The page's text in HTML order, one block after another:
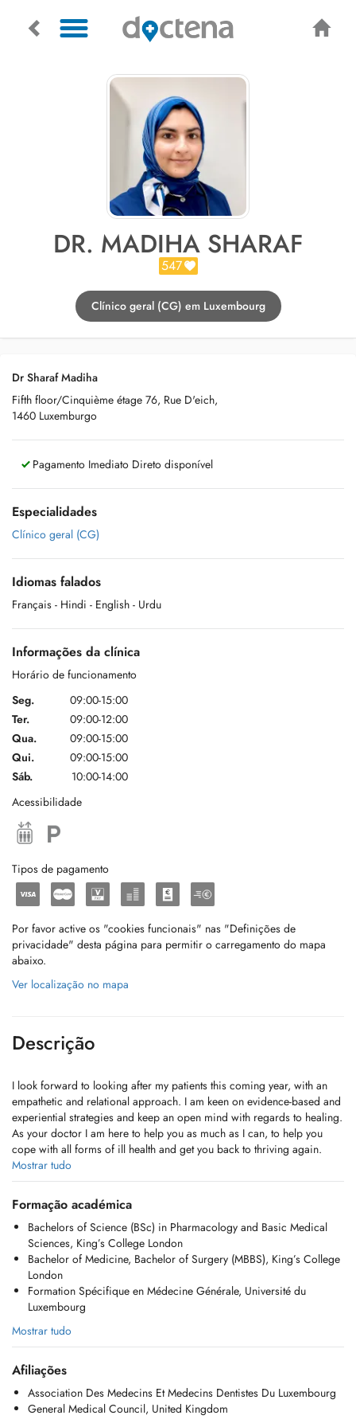
DR. MADIHA SHARAF
547
Clínico geral (CG) em Luxembourg
Dr Sharaf Madiha
Fifth floor/Cinquième étage 76, Rue D'eich,
1460 Luxemburgo
Pagamento Imediato Direto disponível
Especialidades
Clínico geral (CG)
Idiomas falados
Français - Hindi - English - Urdu
Informações da clínica
Horário de funcionamento
Seg.
09:00-15:00
Ter.
09:00-12:00
Qua.
09:00-15:00
Qui.
09:00-15:00
Sáb.
10:00-14:00
Acessibilidade
Tipos de pagamento
Por favor active os "cookies funcionais" nas "Definições de
privacidade" desta página para permitir o carregamento do mapa
abaixo.
Ver localização no mapa
Descrição
I look forward to looking after my patients this coming year, with an
empathetic and relational approach. I am keen on evidence-based and
experiential strategies and keep an open mind with regards to healing.
As your doctor I am here to help you as much as I can, to help you
cope with all forms of ill health and get you back to thriving again.
My medical training is from Kings College London with General
Practice Specialty training from the University of Luxembourg.
I have been working at the Emergency department of the Centre
Hospitalier Luxembourg for the last 6 years.
I offer care for acute conditions for adults and children from the age
of 2 years. We also offer follow up for chronic conditions. We have
facilities for wound management, suturing, abscess incision, ECG and
24-hour blood pressure monitoring.
For queries, the practice is contactable during opening hours on
telephone number 26545020 (or fax number 26545090) and e-mail
inquiries are answered within 48 hours on
Je me réjouis de prendre soin de mes patients cette année, avec une
approche empathique et relationnelle. Je privilégie les stratégies
fondées sur des preuves et l'expérience, et je garde l'esprit ouvert en
matière de guérison. En tant que votre médecin, je suis là pour vous
Mostrar tudo
Formação académica
Bachelors of Science (BSc) in Pharmacology and Basic Medical
Sciences, King’s College London
Bachelor of Medicine, Bachelor of Surgery (MBBS), King’s College
London
Formation Spécifique en Médecine Générale, Université du
Luxembourg
Mostrar tudo
Afiliações
Association Des Medecins Et Medecins Dentistes Du Luxembourg
General Medical Council, United Kingdom